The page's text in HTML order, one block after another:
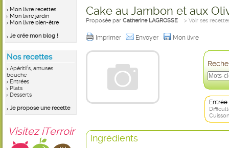
Mon livre recettes
Mon livre jardin
Mon livre bien-être
Je crée mon blog !
Nos recettes
Apéritifs, amuses
bouche
Entrées
Plats
Desserts
Je propose une recette
Visitez iTerroir
Cake au Jambon et aux
Proposée par Catherine LAGROSSE > Voir ses
Imprimer Envoyer Mon livre
Entrée
Ingrédients